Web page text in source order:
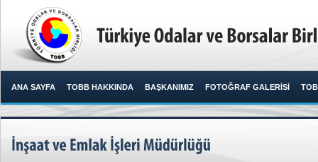
ANA SAYFA TOBB HAKKINDA BAŞKANIMIZ FOTOĞRAF GALERİSİ